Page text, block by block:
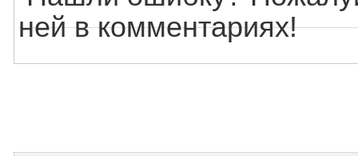
ней в комментариях!